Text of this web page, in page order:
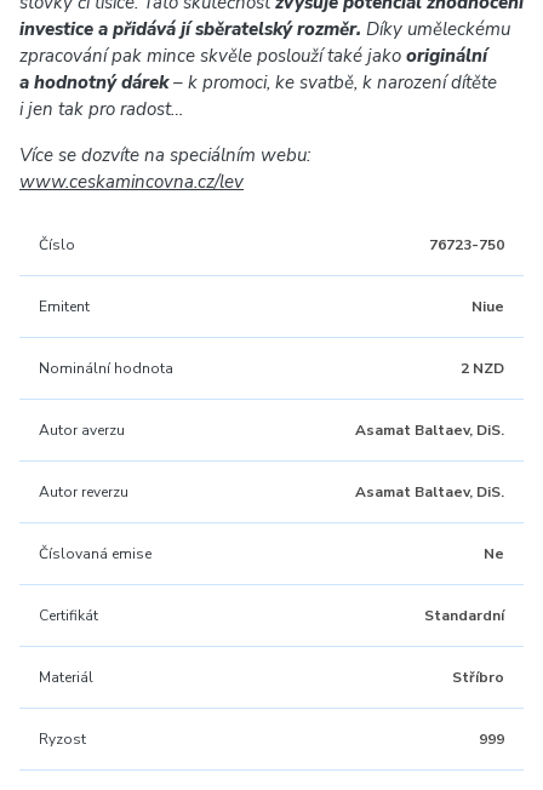
investice a přidává jí sběratelský rozměr. Díky uměleckému
zpracování pak mince skvěle poslouží také jako originální
a hodnotný dárek– k promoci, ke svatbě, k narození dítěte
i jen tak pro radost…
Více se dozvíte na speciálním webu:
www.ceskamincovna.cz/lev
Číslo 76723-750
Emitent Niue
Nominální hodnota 2 NZD
Autor averzu Asamat Baltaev, DiS.
Autor reverzu Asamat Baltaev, DiS.
Číslovaná emise Ne
Certifikát Standardní
Materiál Stříbro
Ryzost 999